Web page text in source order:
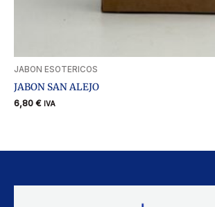
JABON ESOTERICOS
JABON SAN ALEJO
6,80 € IVA